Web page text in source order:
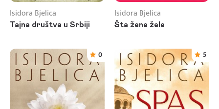
Isidora Bjelica
Tajna društva u Srbiji
Isidora Bjelica
Šta žene žele
0 5